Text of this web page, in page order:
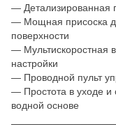
— Детализированная
— Мощная присоска
поверхности
— Мультискоростная
настройки
— Проводной пульт
— Простота в уходе и
водной основе